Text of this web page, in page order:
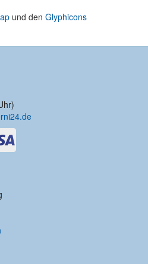
und den Glyphicons